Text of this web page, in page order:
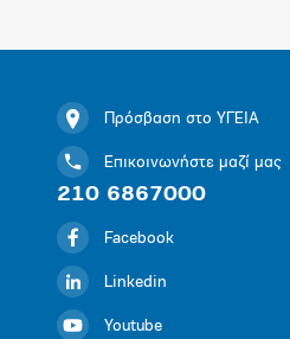
Πρόσβαση στο ΥΓΕΙΑ
Επικοινωνήστε μαζί μας
210 6867000
Facebook
Linkedin
Youtube